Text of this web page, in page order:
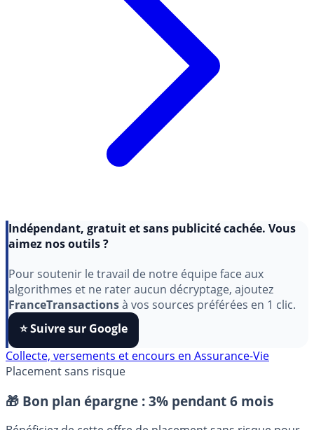
aimez nos outils ?
Pour soutenir le travail de notre équipe face aux
algorithmes et ne rater aucun décryptage, ajoutez
FranceTransactionsà vos sources préférées en 1 clic.
⭐️ Suivre sur Google
Placement sans risque